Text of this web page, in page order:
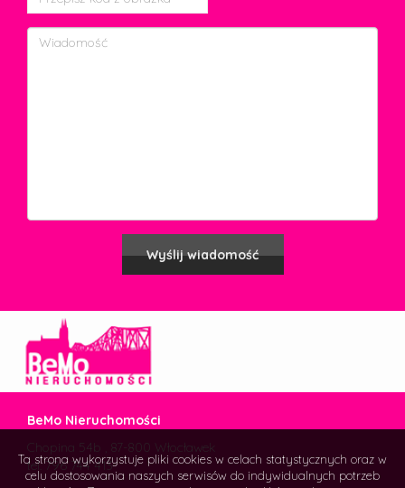
BeMo Nieruchomości
Chopina 54b , 87-800 Włocławek
tel. 796 744 413
Ta strona wykorzystuje pliki cookies w celach statystycznych oraz w
celu dostosowania naszych serwisów do indywidualnych potrzeb